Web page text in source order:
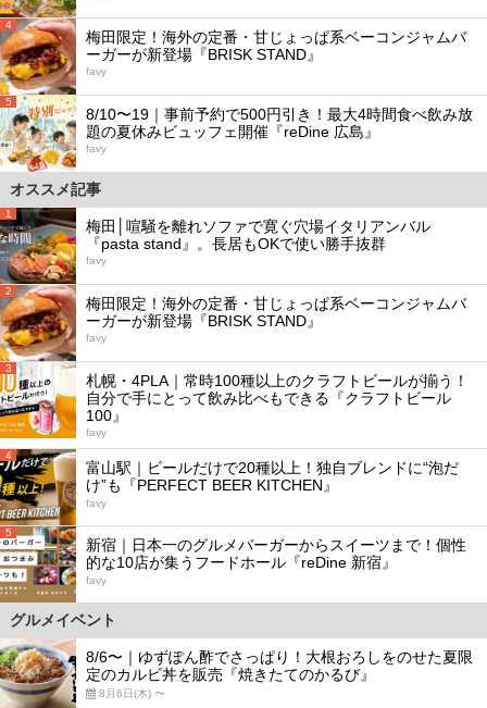
4
梅田限定！海外の定番・甘じょっぱ系ベーコンジャムバ
ーガーが新登場『BRISK STAND』
favy
5
8/10〜19｜事前予約で500円引き！最大4時間食べ飲み放
題の夏休みビュッフェ開催『reDine 広島』
favy
オススメ記事
1
梅田│喧騒を離れソファで寛ぐ穴場イタリアンバル
『pasta stand』。長居もOKで使い勝手抜群
favy
2
梅田限定！海外の定番・甘じょっぱ系ベーコンジャムバ
ーガーが新登場『BRISK STAND』
favy
3
札幌・4PLA｜常時100種以上のクラフトビールが揃う！
自分で手にとって飲み比べもできる『クラフトビール
100』
favy
4
富山駅｜ビールだけで20種以上！独自ブレンドに“泡だ
け”も『PERFECT BEER KITCHEN』
favy
5
新宿｜日本一のグルメバーガーからスイーツまで！個性
的な10店が集うフードホール『reDine 新宿』
favy
グルメイベント
8/6〜｜ゆずぽん酢でさっぱり！大根おろしをのせた夏限
定のカルビ丼を販売『焼きたてのかるび』
8月6日(木) 〜